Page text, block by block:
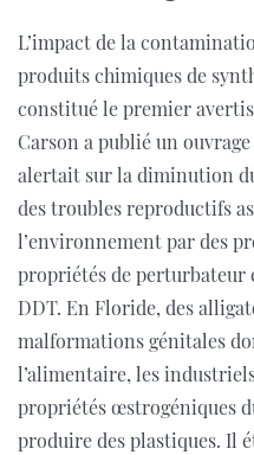
L’impact de la
produits chimiques de
constitué le premier
Carson a publié un
alertait sur la diminution
des troubles reproductifs
l’environnement par des
propriétés de
DDT. En Floride, des
malformations génitales
l’alimentaire, les
propriétés œstrogéniques
produire des plastiques. Il